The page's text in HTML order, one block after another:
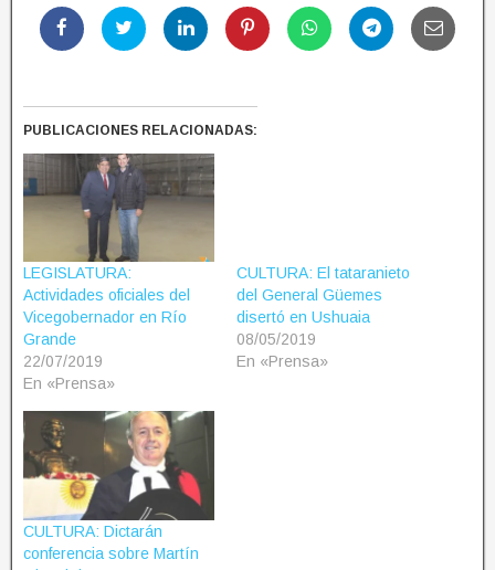
PUBLICACIONES RELACIONADAS:
LEGISLATURA:
Actividades oficiales del
Vicegobernador en Río
Grande
22/07/2019
En «Prensa»
CULTURA: El tataranieto
del General Güemes
disertó en Ushuaia
08/05/2019
En «Prensa»
CULTURA: Dictarán
conferencia sobre Martín